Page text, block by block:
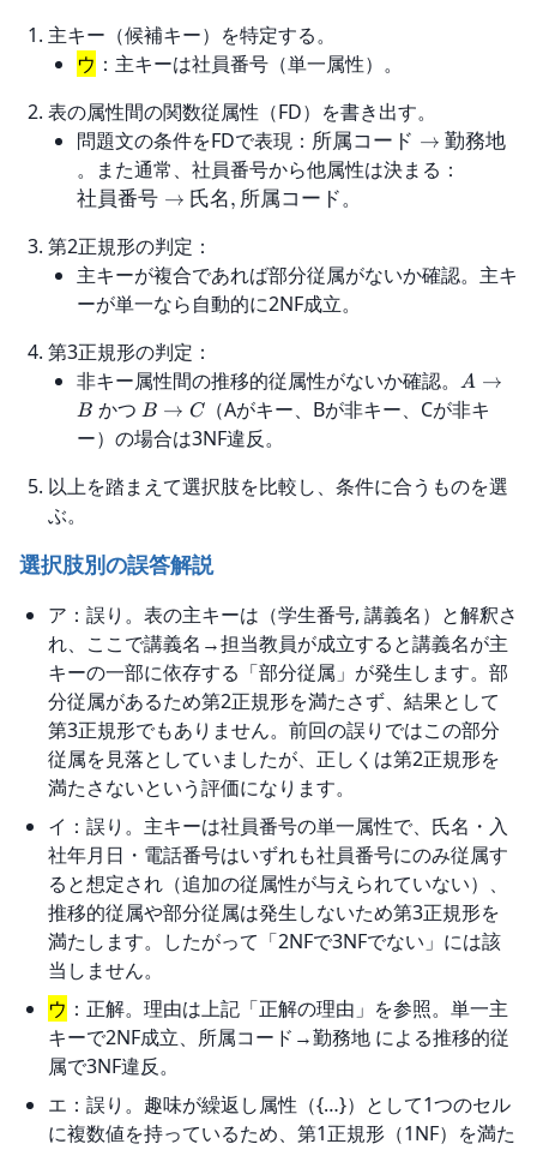
主キー（候補キー）を特定する。
ウ ：主キーは社員番号（単一属性）。
表の属性間の関数従属性（FD）を書き出す。
問題文の条件をFDで表現： 所属コード → 勤務地
。また通常、社員番号から他属性は決まる：
社員番号 → 氏名, 所属コード。
第2正規形の判定：
主キーが複合であれば部分従属がないか確認。主キ
ーが単一なら自動的に2NF成立。
第3正規形の判定：
非キー属性間の推移的従属性がないか確認。
A →
B かつ B → C
（Aがキー、Bが非キー、Cが非キ
ー）の場合は3NF違反。
以上を踏まえて選択肢を比較し、条件に合うものを選
ぶ。
選択肢別の誤答解説
ア：誤り。表の主キーは（学生番号, 講義名）と解釈さ
れ、ここで講義名→担当教員が成立すると講義名が主
キーの一部に依存する「部分従属」が発生します。部
分従属があるため第2正規形を満たさず、結果として
第3正規形でもありません。前回の誤りではこの部分
従属を見落としていましたが、正しくは第2正規形を
満たさないという評価になります。
イ：誤り。主キーは社員番号の単一属性で、氏名・入
社年月日・電話番号はいずれも社員番号にのみ従属す
ると想定され（追加の従属性が与えられていない）、
推移的従属や部分従属は発生しないため第3正規形を
満たします。したがって「2NFで3NFでない」には該
当しません。
ウ ：正解。理由は上記「正解の理由」を参照。単一主
キーで2NF成立、所属コード→勤務地 による推移的従
属で3NF違反。
エ：誤り。趣味が繰返し属性（{…}）として1つのセル
に複数値を持っているため、第1正規形（1NF）を満た